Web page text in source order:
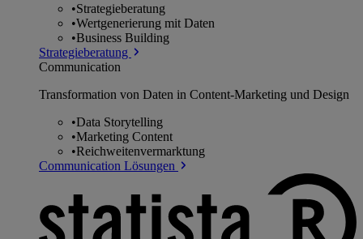
•Strategieberatung
•Wertgenerierung mit Daten
•Business Building
Strategieberatung
Communication
Transformation von Daten in Content-Marketing und Design
•Data Storytelling
•Marketing Content
•Reichweitenvermarktung
Communication Lösungen